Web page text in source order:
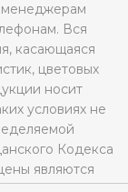
менеджерам
Вся
касающаяся
цветовых
носит
условиях не
Кодекса
являются